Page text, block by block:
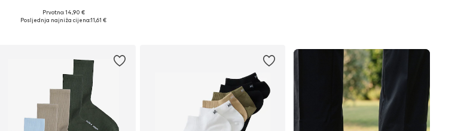
+ 2
Dostupne veličine: 37-39, 40-42, 43-45
Prvotno: 14,90 €
Posljednja najniža cijena:11,61 €